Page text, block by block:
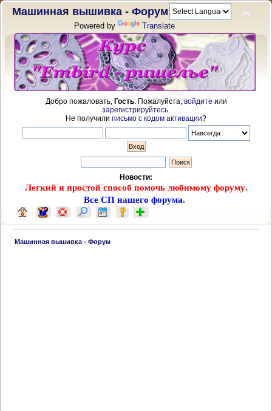
Машинная вышивка - Форум
Powered by Translate
Добро пожаловать, Гость. Пожалуйста, войдите или
зарегистрируйтесь
Не получили письмо с кодом активации?
Новости:
Легкий и простой способ помочь любимому форуму.
Все СП нашего форума.
Машинная вышивка - Форум